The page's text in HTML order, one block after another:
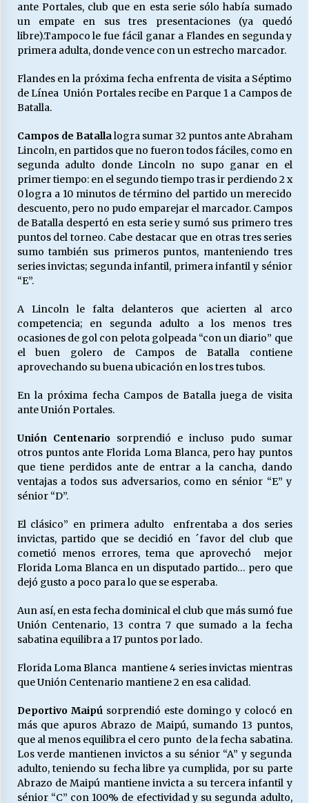
30/04/2026
¿Asesores con doble sueldo?
ante Portales, club que en esta serie sólo había sumado
un empate en sus tres presentaciones (ya quedó
libre).Tampoco le fue fácil ganar a Flandes en segunda y
primera adulta, donde vence con un estrecho marcador.
Flandes en la próxima fecha enfrenta de visita a Séptimo
de Línea Unión Portales recibe en Parque 1 a Campos de
Batalla.
Campos de Batallalogra sumar 32 puntos ante Abraham
Lincoln, en partidos que no fueron todos fáciles, como en
segunda adulto donde Lincoln no supo ganar en el
primer tiempo: en el segundo tiempo tras ir perdiendo 2 x
0 logra a 10 minutos de término del partido un merecido
descuento, pero no pudo emparejar el marcador. Campos
de Batalla despertó en esta serie y sumó sus primero tres
puntos del torneo. Cabe destacar que en otras tres series
sumo también sus primeros puntos, manteniendo tres
series invictas; segunda infantil, primera infantil y sénior
“E”.
A Lincoln le falta delanteros que acierten al arco
competencia; en segunda adulto a los menos tres
ocasiones de gol con pelota golpeada “con un diario” que
el buen golero de Campos de Batalla contiene
aprovechando su buena ubicación en los tres tubos.
En la próxima fecha Campos de Batalla juega de visita
ante Unión Portales.
Unión Centenariosorprendió e incluso pudo sumar
otros puntos ante Florida Loma Blanca, pero hay puntos
que tiene perdidos ante de entrar a la cancha, dando
ventajas a todos sus adversarios, como en sénior “E” y
sénior “D”.
El clásico” en primera adulto enfrentaba a dos series
invictas, partido que se decidió en ´favor del club que
cometió menos errores, tema que aprovechó mejor
Florida Loma Blanca en un disputado partido… pero que
dejó gusto a poco para lo que se esperaba.
Aun así, en esta fecha dominical el club que más sumó fue
Unión Centenario, 13 contra 7 que sumado a la fecha
sabatina equilibra a 17 puntos por lado.
Florida Loma Blanca mantiene 4 series invictas mientras
que Unión Centenario mantiene 2 en esa calidad.
Deportivo Maipúsorprendió este domingo y colocó en
más que apuros Abrazo de Maipú, sumando 13 puntos,
que al menos equilibra el cero punto de la fecha sabatina.
Los verde mantienen invictos a su sénior “A” y segunda
adulto, teniendo su fecha libre ya cumplida, por su parte
Abrazo de Maipú mantiene invicta a su tercera infantil y
sénior “C” con 100% de efectividad y su segunda adulto,